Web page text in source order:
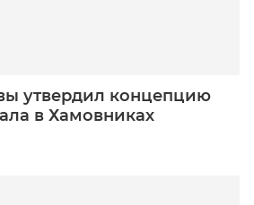
утвердил концепцию
в Хамовниках